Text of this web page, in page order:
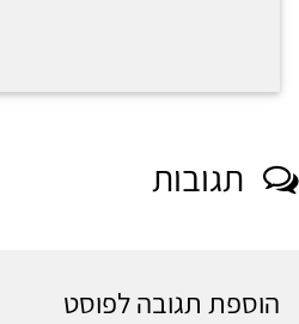
תגובות
הוספת תגובה לפוסט